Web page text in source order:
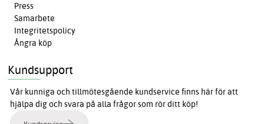
Press
Samarbete
Integritetspolicy
Ångra köp
Kundsupport
Vår kunniga och tillmötesgående kundservice finns här för att
hjälpa dig och svara på alla frågor som rör ditt köp!